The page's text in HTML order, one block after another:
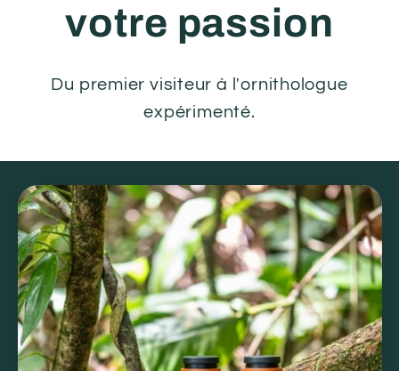
votre passion
Du premier visiteur à l'ornithologue
expérimenté.